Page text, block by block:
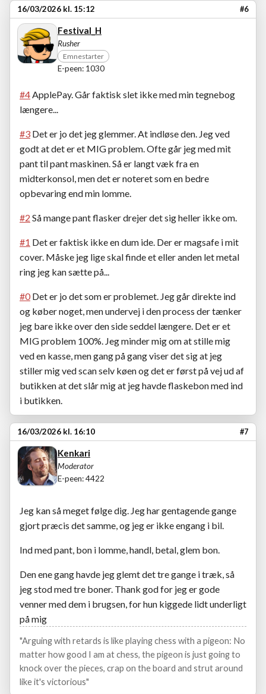
16/03/2026 kl. 15:12 #6
Festival_H
Rusher
Emnestarter
E-peen: 1030
#4 ApplePay. Går faktisk slet ikke med min tegnebog
længere...
#3 Det er jo det jeg glemmer. At indløse den. Jeg ved
godt at det er et MIG problem. Ofte går jeg med mit
pant til pant maskinen. Så er langt væk fra en
midterkonsol, men det er noteret som en bedre
opbevaring end min lomme.
#2 Så mange pant flasker drejer det sig heller ikke om.
#1 Det er faktisk ikke en dum ide. Der er magsafe i mit
cover. Måske jeg lige skal finde et eller anden let metal
ring jeg kan sætte på...
#0Det er jo det som er problemet. Jeg går direkte ind
og køber noget, men undervej i den process der tænker
jeg bare ikke over den side seddel længere. Det er et
MIG problem 100%. Jeg minder mig om at stille mig
ved en kasse, men gang på gang viser det sig at jeg
stiller mig ved scan selv køen og det er først på vej ud af
butikken at det slår mig at jeg havde flaskebon med ind
i butikken.
16/03/2026 kl. 16:10 #7
Kenkari
Moderator
E-peen: 4422
Jeg kan så meget følge dig. Jeg har gentagende gange
gjort præcis det samme, og jeg er ikke engang i bil.
Ind med pant, bon i lomme, handl, betal, glem bon.
Den ene gang havde jeg glemt det tre gange i træk, så
jeg stod med tre boner. Thank god for jeg er gode
venner med dem i brugsen, for hun kiggede lidt underligt
på mig
"Arguing with retards is like playing chess with a pigeon: No
matter how good I am at chess, the pigeon is just going to
knock over the pieces, crap on the board and strut around
like it's victorious"